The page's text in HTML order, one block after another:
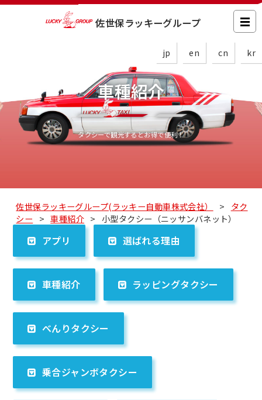
jp en cn kr
佐世保ラッキーグループ
車種紹介
タクシーで観光するとお得で便利！
佐世保ラッキーグループ(ラッキー自動車株式会社） > タク
シー >車種紹介> 小型タクシー（ニッサンバネット）
アプリ 選ばれる理由
車種紹介 ラッピングタクシー
べんりタクシー
乗合ジャンボタクシー